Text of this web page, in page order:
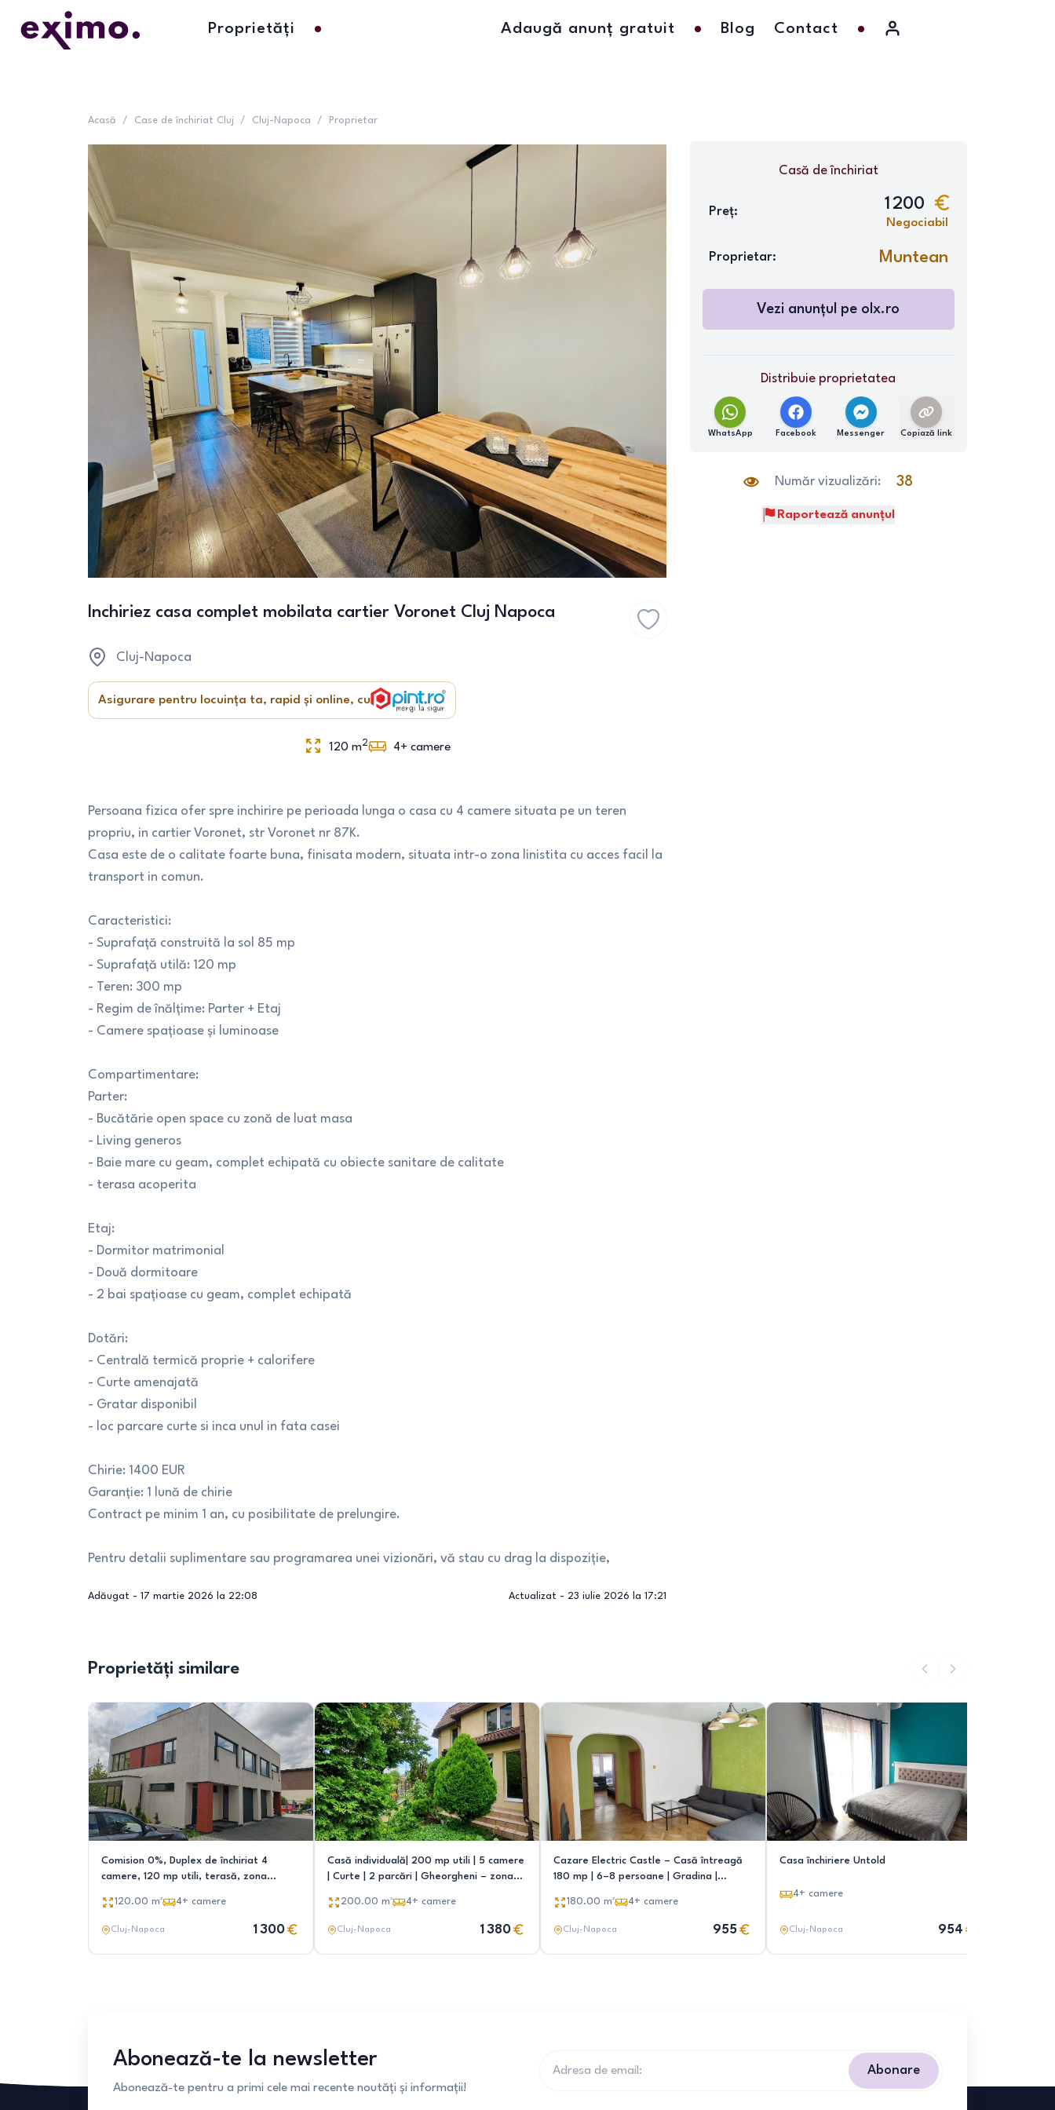
Proprietăți Adaugă anunț gratuit Blog Contact
Acasă / Case de închiriat Cluj / Cluj-Napoca / Proprietar
Inchiriez casa complet mobilata cartier Voronet Cluj Napoca
Cluj-Napoca
Asigurare pentru locuința ta, rapid și online, cu
120 m2 4+ camere
Persoana fizica ofer spre inchirire pe perioada lunga o casa cu 4 camere situata pe un teren
propriu, in cartier Voronet, str Voronet nr 87K.
Casa este de o calitate foarte buna, finisata modern, situata intr-o zona linistita cu acces facil la
transport in comun.
Caracteristici:
- Suprafață construită la sol 85 mp
- Suprafață utilă: 120 mp
- Teren: 300 mp
- Regim de înălțime: Parter + Etaj
- Camere spațioase și luminoase
Compartimentare:
Parter:
- Bucătărie open space cu zonă de luat masa
- Living generos
- Baie mare cu geam, complet echipată cu obiecte sanitare de calitate
- terasa acoperita
Etaj:
- Dormitor matrimonial
- Două dormitoare
- 2 bai spațioase cu geam, complet echipată
Dotări:
- Centrală termică proprie + calorifere
- Curte amenajată
- Gratar disponibil
- loc parcare curte si inca unul in fata casei
Chirie: 1400 EUR
Garanție: 1 lună de chirie
Contract pe minim 1 an, cu posibilitate de prelungire.
Pentru detalii suplimentare sau programarea unei vizionări, vă stau cu drag la dispoziție,
Adăugat - 17 martie 2026 la 22:08 Actualizat - 23 iulie 2026 la 17:21
Casă de închiriat
Preț: 1 200
Negociabil
Proprietar: Muntean
Vezi anunțul pe olx.ro
Distribuie proprietatea
WhatsApp Facebook Messenger Copiază link
Număr vizualizări: 38
Raportează anunțul
Proprietăți similare
Comision 0%, Duplex de închiriat 4
camere, 120 mp utili, terasă, zona
120.00 m² 4+ camere
Cluj-Napoca 1 300
Casă individuală| 200 mp utili | 5 camere
| Curte | 2 parcări | Gheorgheni – zona
200.00 m² 4+ camere
Cluj-Napoca 1 380
Cazare Electric Castle – Casă întreagă
180 mp | 6–8 persoane | Gradina |
180.00 m² 4+ camere
Cluj-Napoca 955
Casa închiriere Untold
4+ camere
Cluj-Napoca 954
Abonează-te la newsletter
Abonează-te pentru a primi cele mai recente noutăți și informații!
Abonare